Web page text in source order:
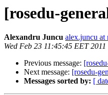
[rosedu-
Alexandru Juncu alex.juncu at
Wed Feb 23 11:45:45 EET 2011
Previous message:
Next message: [rosedu-
Messages sorted by: [